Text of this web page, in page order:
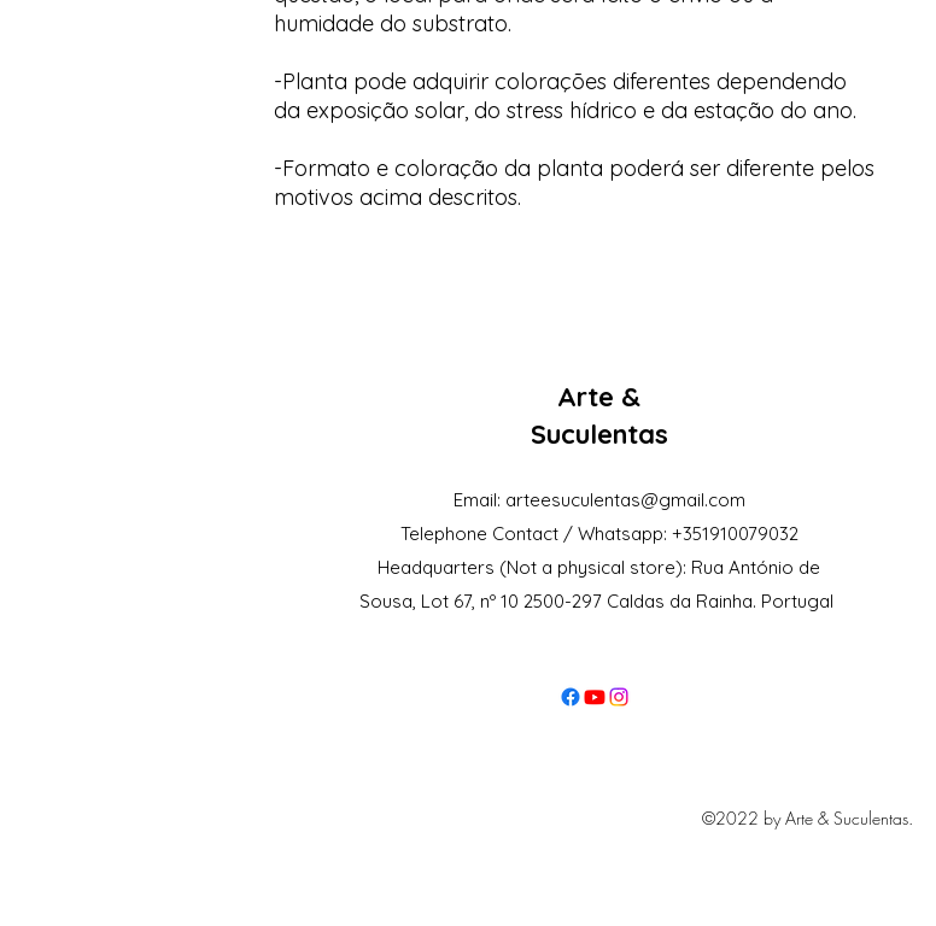
humidade do substrato.
-Planta pode adquirir colorações diferentes dependendo
da exposição solar, do stress hídrico e da estação do ano.
-Formato e coloração da planta poderá ser diferente pelos
motivos acima descritos.
Arte &
Suculentas
Email: arteesuculentas@gmail.com
Telephone Contact / Whatsapp: +351910079032
Headquarters (Not a physical store): Rua António de
Sousa, Lot 67, nº 10 2500-297 Caldas da Rainha. Portugal
©2022 by Arte & Suculentas.